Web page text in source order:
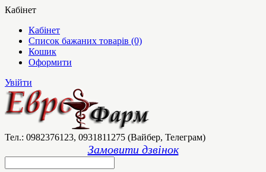
Кабінет
Кабінет
Список бажаних товарів (0)
Кошик
Оформити
Увійти
Тел.: 0982376123, 0931811275 (Вайбер, Телеграм)
Замовити дзвінок